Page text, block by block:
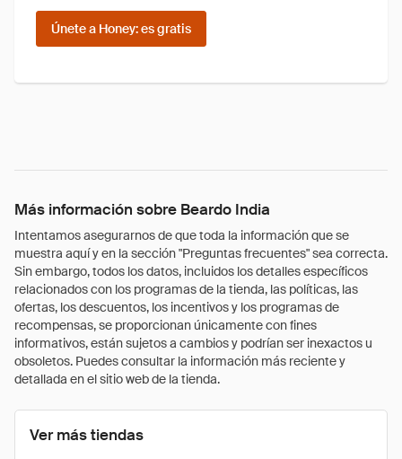
Únete a Honey: es gratis
Más información sobre Beardo India
Intentamos asegurarnos de que toda la información que se
muestra aquí y en la sección "Preguntas frecuentes" sea correcta.
Sin embargo, todos los datos, incluidos los detalles específicos
relacionados con los programas de la tienda, las políticas, las
ofertas, los descuentos, los incentivos y los programas de
recompensas, se proporcionan únicamente con fines
informativos, están sujetos a cambios y podrían ser inexactos u
obsoletos. Puedes consultar la información más reciente y
detallada en el sitio web de la tienda.
Ver más tiendas